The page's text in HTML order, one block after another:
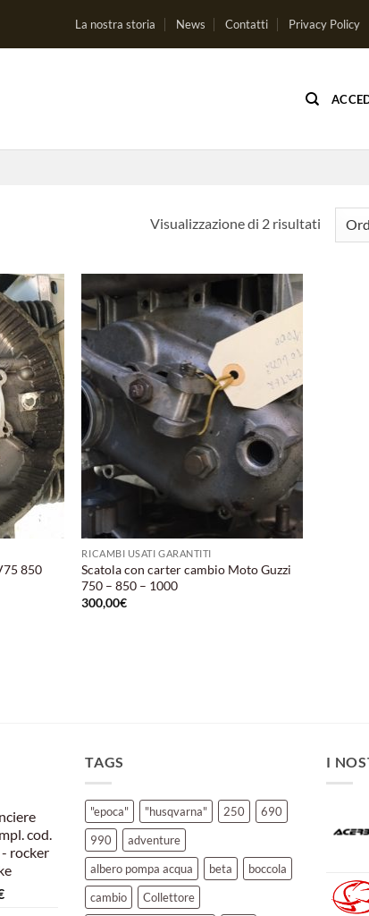
La nostra storia News Contatti Privacy Policy
Visualizzazione di 2 risultati
Aggiungi
alla lista
dei
desideri
850
Aggiungi
alla lista
desideri
RICAMBI USATI GARANTITI
Scatola con carter cambio Moto Guzzi
750 – 850 – 1000
300,00€
cod.
rocker
Il
TAGS
"epoca" "husqvarna" 250
690
990
adventure
albero pompa acqua
beta
boccola
cambio
Collettore
I